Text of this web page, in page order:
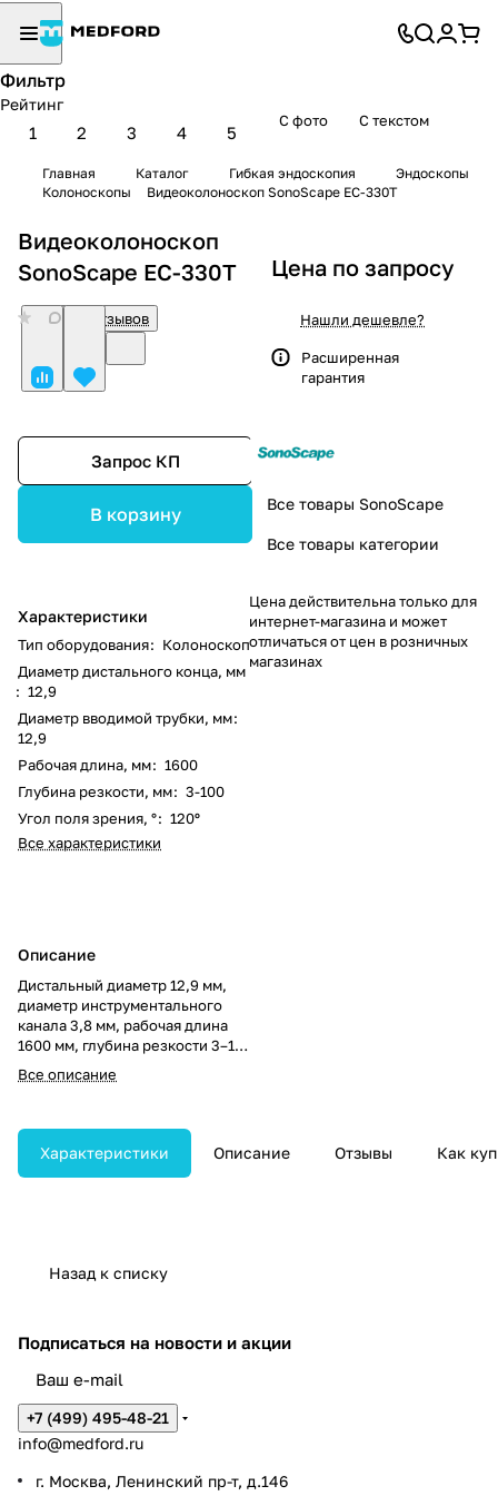
Фильтр
Рейтинг
1 2 3 4 5
С фото С текстом
Главная Каталог Гибкая эндоскопия
Эндоскопы
Колоноскопы
Видеоколоноскоп SonoScape EC-330T
Видеоколоноскоп
SonoScape EC-330T
Нет отзывов
Запрос КП
В корзину
Характеристики
Тип оборудования: Колоноскоп
Диаметр дистального конца, мм
: 12,9
Диаметр вводимой трубки, мм:
12,9
Рабочая длина, мм: 1600
Глубина резкости, мм: 3-100
Угол поля зрения, °: 120º
Все характеристики
Описание
Дистальный диаметр 12,9 мм,
диаметр инструментального
канала 3,8 мм, рабочая длина
1600 мм, глубина резкости 3–100
мм, углы отклонения
дистального конца вверх/вниз
Все описание
Цена по запросу
Нашли дешевле?
Расширенная
гарантия
Все товары SonoScape
Все товары категории
Цена действительна только для
интернет-магазина и может
отличаться от цен в розничных
магазинах
Характеристики Описание Отзывы Как
Назад к списку
Подписаться на новости и акции
+7 (499) 495-48-21
info@medford.ru
г. Москва, Ленинский пр-т, д.146